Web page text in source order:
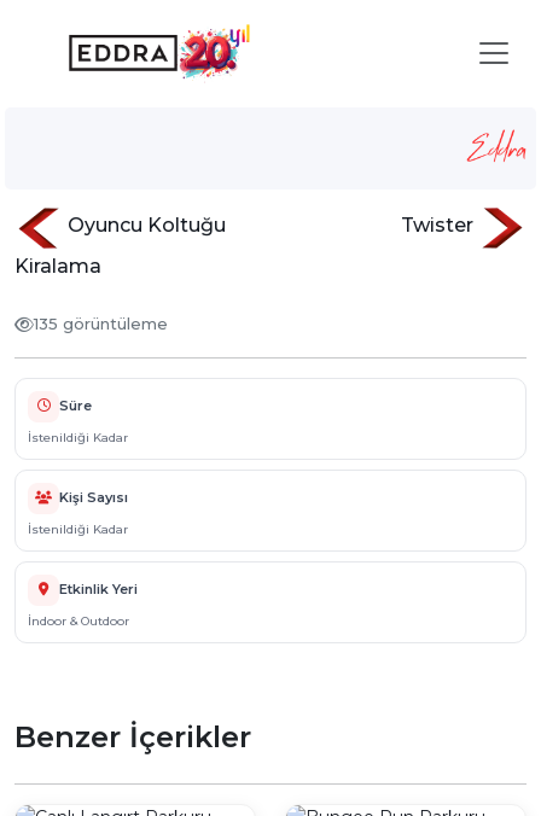
Bukalemun Parkuru
Oyuncu Koltuğu
Kiralama
Twister
135 görüntüleme
Süre
İstenildiği Kadar
Kişi Sayısı
İstenildiği Kadar
Etkinlik Yeri
İndoor & Outdoor
Benzer İçerikler